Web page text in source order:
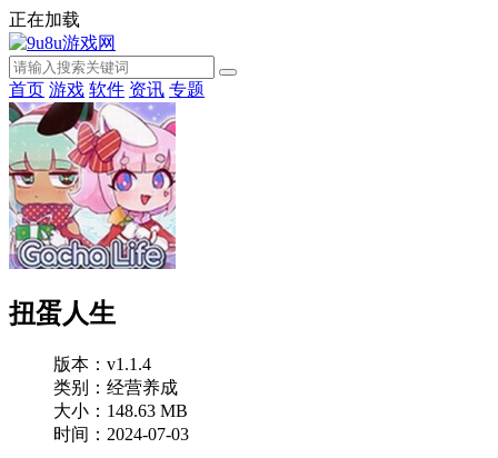
正在加载
首页 游戏 软件 资讯 专题
扭蛋人生
版本：v1.1.4
类别：经营养成
大小：148.63 MB
时间：2024-07-03